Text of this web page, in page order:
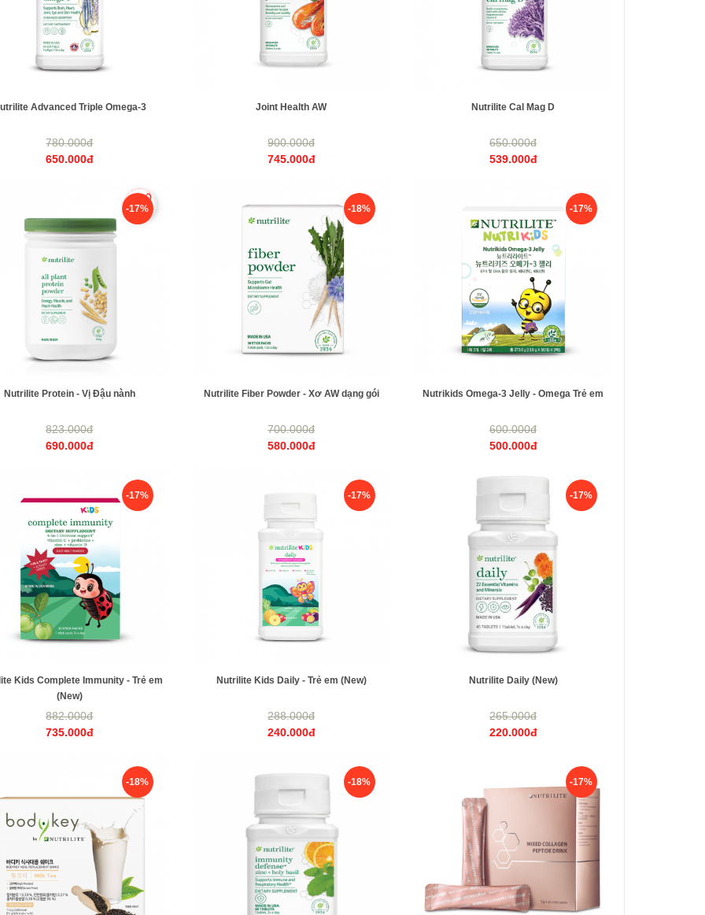
Advanced Triple Omega-3
780.000đ
650.000đ
Joint Health AW
900.000đ
745.000đ
Nutrilite Cal Mag D
650.000đ
539.000đ
-17%
Nutrilite Protein - Vị Đậu nành
823.000đ
690.000đ
-18%
Nutrilite Fiber Powder - Xơ AW dạng gói
700.000đ
580.000đ
-17%
Nutrikids Omega-3 Jelly - Omega Trẻ em
600.000đ
500.000đ
-17%
Kids Complete Immunity - Trẻ em
(New)
882.000đ
735.000đ
-17%
Nutrilite Kids Daily - Trẻ em (New)
288.000đ
240.000đ
-17%
Nutrilite Daily (New)
265.000đ
220.000đ
-18% -18% -17%